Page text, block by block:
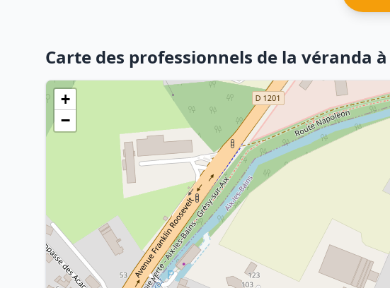
Carte des professionnels de la véranda
+
−